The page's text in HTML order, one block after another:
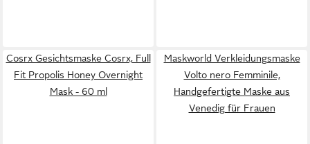
Cosrx Gesichtsmaske Cosrx, Full
Fit Propolis Honey Overnight
Mask - 60 ml
Maskworld Verkleidungsmaske
Volto nero Femminile,
Handgefertigte Maske aus
Venedig für Frauen